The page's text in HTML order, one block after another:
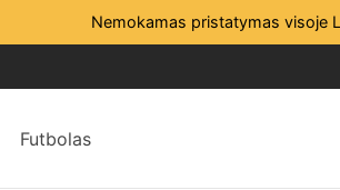
Nemokamas pristatymas visoje
Futbolas